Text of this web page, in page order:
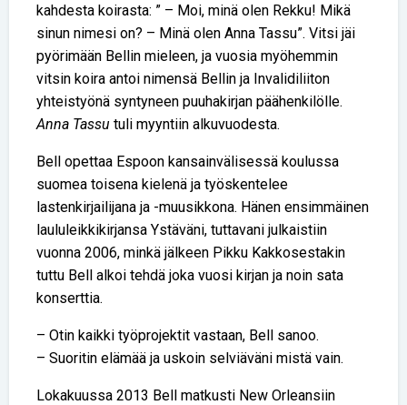
kahdesta koirasta: ” – Moi, minä olen Rekku! Mikä
sinun nimesi on? – Minä olen Anna Tassu”. Vitsi jäi
pyörimään Bellin mieleen, ja vuosia myöhemmin
vitsin koira antoi nimensä Bellin ja Invalidiliiton
yhteistyönä syntyneen puuhakirjan päähenkilölle.
Anna Tassu tuli myyntiin alkuvuodesta.
Bell opettaa Espoon kansainvälisessä koulussa
suomea toisena kielenä ja työskentelee
lastenkirjailijana ja -muusikkona. Hänen ensimmäinen
laululeikkikirjansa Ystäväni, tuttavani julkaistiin
vuonna 2006, minkä jälkeen Pikku Kakkosestakin
tuttu Bell alkoi tehdä joka vuosi kirjan ja noin sata
konserttia.
– Otin kaikki työprojektit vastaan, Bell sanoo.
– Suoritin elämää ja uskoin selviäväni mistä vain.
Lokakuussa 2013 Bell matkusti New Orleansiin